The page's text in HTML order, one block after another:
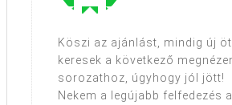
Köszi az ajánlást, mindig új
keresek a következő
sorozathoz, úgyhogy jól jött!
Nekem a legújabb felfedezés